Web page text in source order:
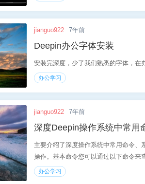
jianguo922 7年前
Deepin办公字体安装
安装完深度，少了我们熟悉的字体，
办公学习
jianguo922 7年前
深度Deepin操作系统中常用
主要介绍了深度操作系统中常用命令、
操作。基本命令您可以通过以下命令来
办公学习